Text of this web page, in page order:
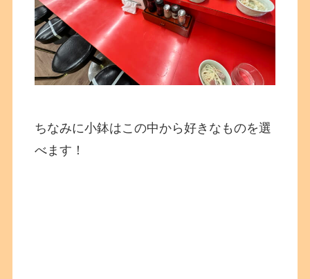
ちなみに小鉢はこの中から好きなものを選
べます！